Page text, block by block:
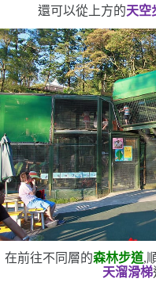
還可以從上方的天空
在前往不同層的森林步道,
天溜滑梯